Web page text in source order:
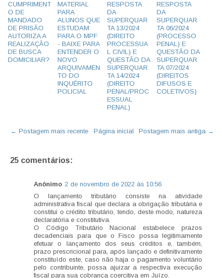
CUMPRIMENT
O DE
MANDADO
DE PRISÃO
AUTORIZA A
REALIZAÇÃO
DE BUSCA
DOMICILIAR?
MATERIAL
PARA
ALUNOS QUE
ESTUDAM
PARA O MPF
- BAIXE PARA
ENTENDER O
NOVO
ARQUIVAMEN
TO DO
INQUÉRITO
POLICIAL
RESPOSTA
DA
SUPERQUAR
TA 13/2024
(DIREITO
PROCESSUA
L CIVIL) E
QUESTÃO DA
SUPERQUAR
TA 14/2024
(DIREITO
PENAL/PROC
ESSUAL
PENAL)
RESPOSTA
DA
SUPERQUAR
TA 06/2024
(PROCESSO
PENAL) E
QUESTÃO DA
SUPERQUAR
TA 07/2024
(DIREITOS
DIFUSOS E
COLETIVOS)
← Postagem mais recente Postagem mais antiga →
Página inicial
25 comentários:
Anônimo 2 de novembro de 2022 às 10:56
O lançamento tributário consiste na atividade
administrativa fiscal que declara a obrigação tributária e
constitui o crédito tributário, tendo, deste modo, natureza
declaratória e constitutiva.
O Código Tributário Nacional estabelece prazos
decadenciais para que o Fisco possa legitimamente
efetuar o lançamento dos seus créditos e, também,
prazo prescricional para, após lançado e definitivamente
constituído este, caso não haja o pagamento voluntário
pelo contribuinte, possa ajuizar a respectiva execução
fiscal para sua cobrança coercitiva em Juízo.